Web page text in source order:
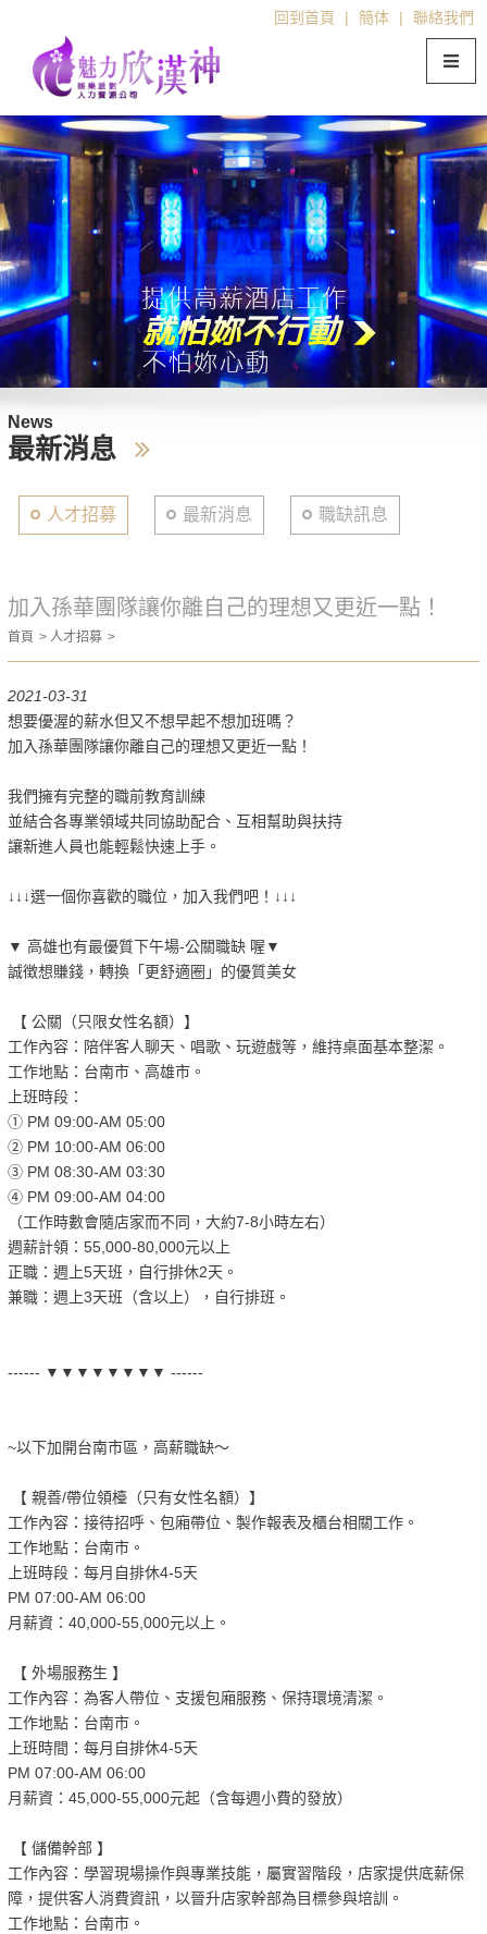
回到首頁 | 簡体 | 聯絡我們
News
最新消息
人才招募 最新消息 職缺訊息
加入孫華團隊讓你離自己的理想又更近一點！
首頁 人才招募
2021-03-31
想要優渥的薪水但又不想早起不想加班嗎？
加入孫華團隊讓你離自己的理想又更近一點！
我們擁有完整的職前教育訓練
並結合各專業領域共同協助配合、互相幫助與扶持
讓新進人員也能輕鬆快速上手。
↓↓↓選一個你喜歡的職位，加入我們吧！↓↓↓
▼ 高雄也有最優質下午場-公關職缺 喔▼
誠徴想賺錢，轉換「更舒適圈」的優質美女
【 公關（只限女性名額）】
工作內容：陪伴客人聊天、唱歌、玩遊戲等，維持桌面基本整潔。
工作地點：台南市、高雄市。
上班時段：
① PM 09:00-AM 05:00
② PM 10:00-AM 06:00
③ PM 08:30-AM 03:30
④ PM 09:00-AM 04:00
（工作時數會隨店家而不同，大約7-8小時左右）
週薪計領：55,000-80,000元以上
正職：週上5天班，自行排休2天。
兼職：週上3天班（含以上），自行排班。
------ ▼▼▼▼▼▼▼▼ ------
~以下加開台南市區，高薪職缺～
【 親善/帶位領檯（只有女性名額）】
工作內容：接待招呼、包廂帶位、製作報表及櫃台相關工作。
工作地點：台南市。
上班時段：每月自排休4-5天
PM 07:00-AM 06:00
月薪資：40,000-55,000元以上。
【 外場服務生 】
工作內容：為客人帶位、支援包廂服務、保持環境清潔。
工作地點：台南市。
上班時間：每月自排休4-5天
PM 07:00-AM 06:00
月薪資：45,000-55,000元起（含每週小費的發放）
【 儲備幹部 】
工作內容：學習現場操作與專業技能，屬實習階段，店家提供底薪保
障，提供客人消費資訊，以晉升店家幹部為目標參與培訓。
工作地點：台南市。